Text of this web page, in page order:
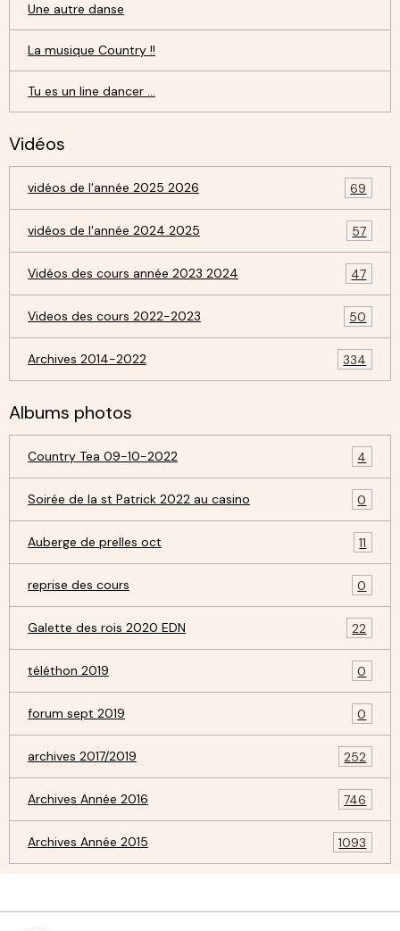
Une autre danse
La musique Country !!
Tu es un line dancer ...
Vidéos
vidéos de l'année 2025 2026 69
vidéos de l'année 2024 2025 57
Vidéos des cours année 2023 2024 47
Videos des cours 2022-2023 50
Archives 2014-2022 334
Albums photos
Country Tea 09-10-2022 4
Soirée de la st Patrick 2022 au casino 0
Auberge de prelles oct 11
reprise des cours 0
Galette des rois 2020 EDN 22
téléthon 2019 0
forum sept 2019 0
archives 2017/2019 252
Archives Année 2016 746
Archives Année 2015 1093